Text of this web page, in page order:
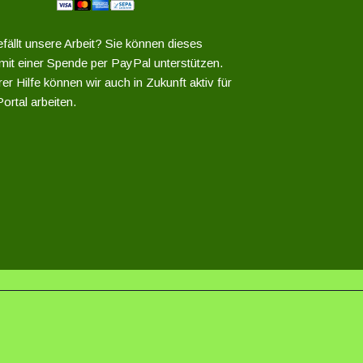
unsere Arbeit? Sie können dieses
einer Spende per PayPal unterstützen.
Hilfe können wir auch in Zukunft aktiv für
arbeiten.